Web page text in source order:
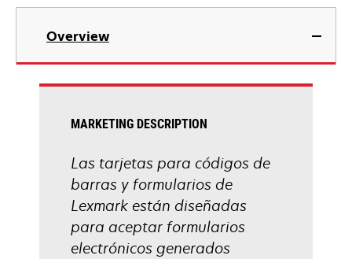
Overview
MARKETING DESCRIPTION
Las tarjetas para códigos de
barras y formularios de
Lexmark están diseñadas
para aceptar formularios
electrónicos generados